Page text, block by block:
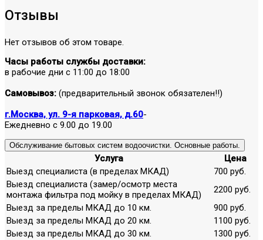
Отзывы
Нет отзывов об этом товаре.
Часы работы службы доставки:
в рабочие дни с 11:00 до 18:00
Самовывоз: (предварительный звонок обязателен!!)
г.Москва, ул. 9-я парковая, д.60-
Ежедневно с 9.00 до 19.00
Обслуживание бытовых систем водоочистки. Основные работы.
Услуга
Цена
Выезд специалиста (в пределах МКАД)
700 руб.
Выезд специалиста (замер/осмотр места
монтажа фильтра под мойку в пределах МКАД)
2200 руб.
Выезд за пределы МКАД до 10 км.
900 руб.
Выезд за пределы МКАД до 20 км.
1100 руб.
Выезд за пределы МКАД до 30 км.
1300 руб.